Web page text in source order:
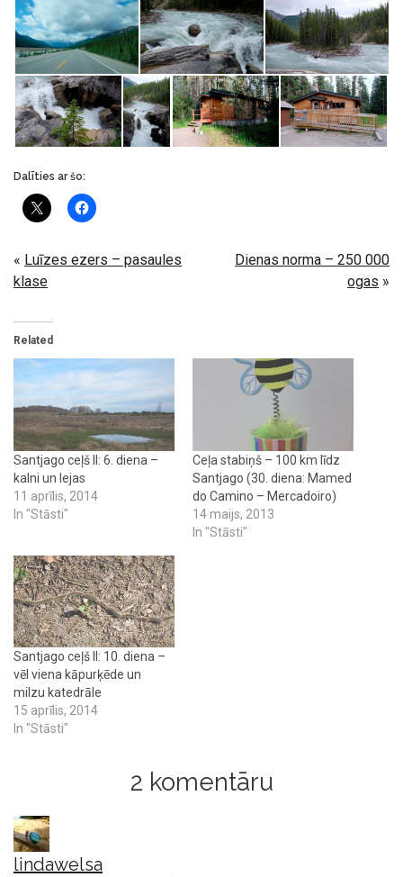
Dalīties ar šo:
« Luīzes ezers – pasaules
klase
Dienas norma – 250 000
ogas »
Related
Santjago ceļš II: 6. diena –
kalni un lejas
11 aprīlis, 2014
In "Stāsti"
Ceļa stabiņš – 100 km līdz
Santjago (30. diena: Mamed
do Camino – Mercadoiro)
14 maijs, 2013
In "Stāsti"
Santjago ceļš II: 10. diena –
vēl viena kāpurķēde un
milzu katedrāle
15 aprīlis, 2014
In "Stāsti"
2 komentāru
lindawelsa